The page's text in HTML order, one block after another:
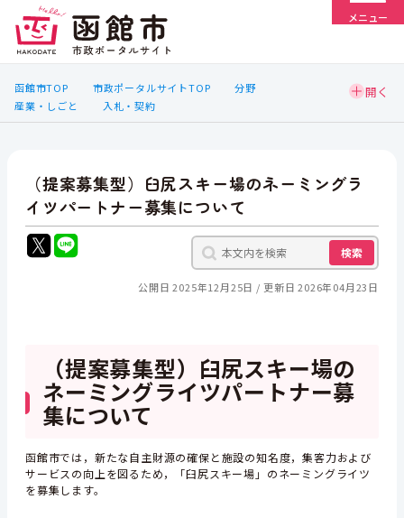
メニュー
函館市TOP 市政ポータルサイトTOP
分野
産業・しごと
入札・契約
（提案募集型）臼尻スキー場のネーミングラ
イツパートナー募集について
検索
公開日 2025年12月25日 更新日 2026年04月23日
（提案募集型）臼尻スキー場の
ネーミングライツパートナー募
集について
函館市では，新たな自主財源の確保と施設の知名度，集客力および
サービスの向上を図るため，「臼尻スキー場」のネーミングライツ
を募集します。